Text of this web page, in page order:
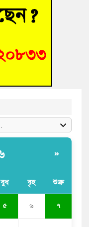
করেন, জনগণ আপনাদের
দিবসের
»
বুধ বৃহ শুক্র
৫ ৬ ৭